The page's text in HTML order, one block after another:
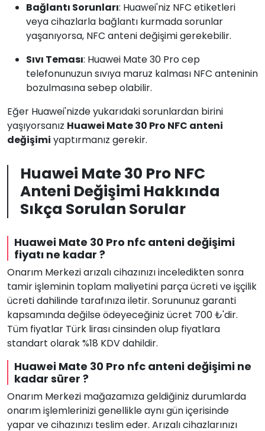
Bağlantı Sorunları: Huawei'niz NFC etiketleri
veya cihazlarla bağlantı kurmada sorunlar
yaşanıyorsa, NFC anteni değişimi gerekebilir.
Sıvı Teması: Huawei Mate 30 Pro cep
telefonunuzun sıvıya maruz kalması NFC anteninin
bozulmasına sebep olabilir.
Eğer Huawei'nizde yukarıdaki sorunlardan birini
yaşıyorsanız Huawei Mate 30 Pro NFC anteni
değişimi yaptırmanız gerekir.
Huawei Mate 30 Pro NFC
Anteni Değişimi Hakkında
Sıkça Sorulan Sorular
Huawei Mate 30 Pro nfc anteni değişimi
fiyatı ne kadar ?
Onarım Merkezi arızalı cihazınızı inceledikten sonra
tamir işleminin toplam maliyetini parça ücreti ve işçilik
ücreti dahilinde tarafınıza iletir. Sorununuz garanti
kapsamında değilse ödeyeceğiniz ücret 700 ₺'dir.
Tüm fiyatlar Türk lirası cinsinden olup fiyatlara
standart olarak %18 KDV dahildir.
Huawei Mate 30 Pro nfc anteni değişimi ne
kadar sürer ?
Onarım Merkezi mağazamıza geldiğiniz durumlarda
onarım işlemlerinizi genellikle aynı gün içerisinde
yapar ve cihazınızı teslim eder. Arızalı cihazlarınızı